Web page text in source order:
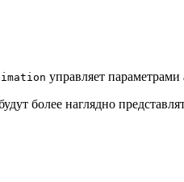
управляет
более наглядно